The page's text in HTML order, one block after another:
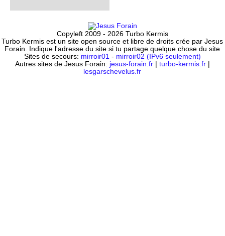
Copyleft 2009 - 2026 Turbo Kermis
Turbo Kermis est un site open source et libre de droits crée par Jesus
Forain. Indique l'adresse du site si tu partage quelque chose du site
Sites de secours: mirroir01 - mirroir02 (IPv6 seulement)
Autres sites de Jesus Forain: jesus-forain.fr| turbo-kermis.fr|
lesgarschevelus.fr